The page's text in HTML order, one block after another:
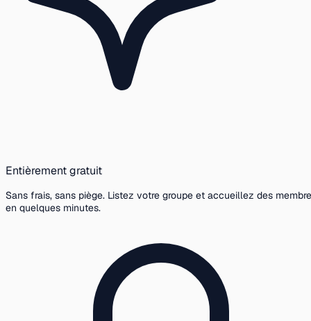
Entièrement gratuit
Sans frais, sans piège. Listez votre groupe et accueillez des
en quelques minutes.